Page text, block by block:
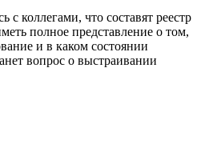
с коллегами, что составят реестр
полное представление о том,
и в каком состоянии
вопрос о выстраивании